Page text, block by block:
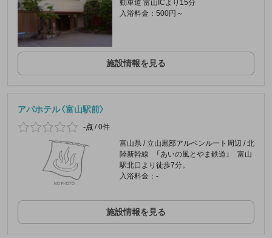
動車道 富山ICより15分
入浴料金：500円～
施設情報を見る
アパホテル〈富山駅前〉
-点 /0件
富山県 / 立山黒部アルペンルート周辺 / 北
陸新幹線 「あいの風とやま鉄道」 富山
駅北口より徒歩7分。
入浴料金：-
施設情報を見る